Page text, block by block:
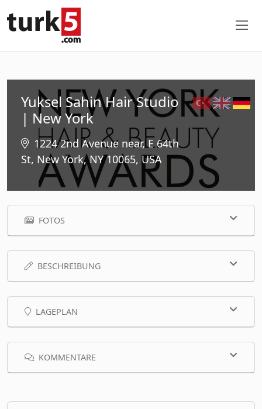
Yuksel Sahin Hair Studio
| New York
1224 2nd Avenue near, E 64th
St, New York, NY 10065, USA
FOTOS
BESCHREIBUNG
LAGEPLAN
KOMMENTARE